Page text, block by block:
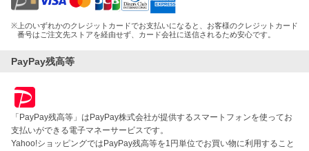
※ 上のいずれかのクレジットカードでお支払いになると、お客様のクレジットカード
番号はご注文先ストアを経由せず、カード会社に送信されるため安心です。
PayPay残高等
「PayPay残高等」はPayPay株式会社が提供するスマートフォンを使ってお
支払いができる電子マネーサービスです。
Yahoo!ショッピングではPayPay残高等を1円単位でお買い物に利用すること